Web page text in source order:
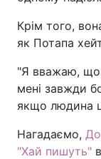
Крім того,
як Потапа
"Я вважаю, що
мені завжди
якщо людина
Нагадаємо,
"Хай пишуть"